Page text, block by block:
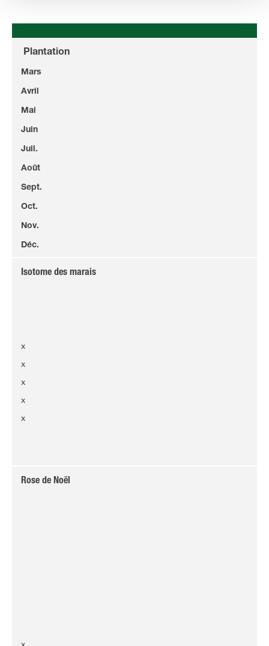
Plantation
Mars
Avril
Mai
Juin
Juil.
Août
Sept.
Oct.
Nov.
Déc.
Isotome des marais
x
x
x
x
x
Rose de Noël